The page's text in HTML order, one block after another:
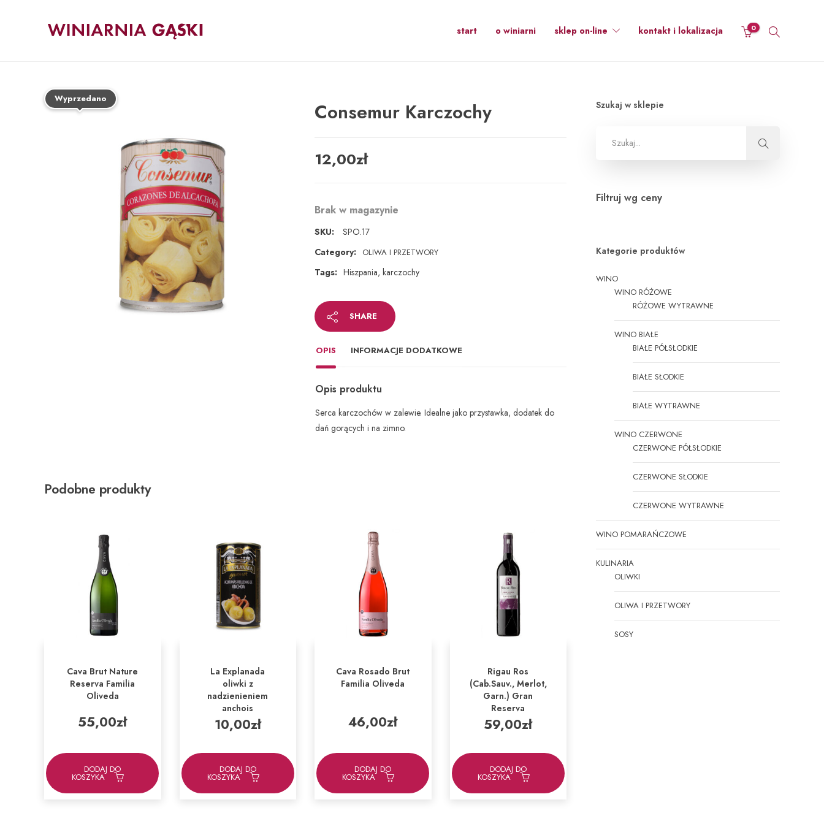
start o winiarni sklep on-line kontakt i lokalizacja 0
Wyprzedano
Consemur Karczochy
12,00zł
Brak w magazynie
SKU:
SPO.17
Category: OLIWA I PRZETWORY
Tags: Hiszpania, karczochy
SHARE
OPIS INFORMACJE DODATKOWE
Opis produktu
Serca karczochów w zalewie. Idealne jako przystawka, dodatek do
dań gorących i na zimno.
Podobne produkty
Cava Brut Nature
Reserva Familia
Oliveda
55,00zł
DODAJ DO
KOSZYKA
La Explanada
oliwki z
nadzienieniem
anchois
10,00zł
DODAJ DO
KOSZYKA
Cava Rosado Brut
Familia Oliveda
46,00zł
DODAJ DO
KOSZYKA
Rigau Ros
(Cab.Sauv., Merlot,
Garn.) Gran
Reserva
59,00zł
DODAJ DO
KOSZYKA
Szukaj w sklepie
Filtruj wg ceny
Kategorie produktów
WINO
WINO RÓŻOWE
RÓŻOWE WYTRAWNE
WINO BIAŁE
BIAŁE PÓŁSŁODKIE
BIAŁE SŁODKIE
BIAŁE WYTRAWNE
WINO CZERWONE
CZERWONE PÓŁSŁODKIE
CZERWONE SŁODKIE
CZERWONE WYTRAWNE
WINO POMARAŃCZOWE
KULINARIA
OLIWKI
OLIWA I PRZETWORY
SOSY